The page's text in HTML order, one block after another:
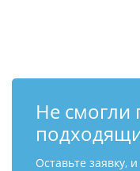
Не смогли
Оставьте заявку,